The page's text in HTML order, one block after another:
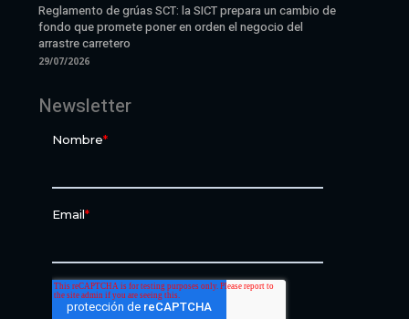
Reglamento de grúas SCT: la SICT prepara un cambio de
fondo que promete poner en orden el negocio del
arrastre carretero
29/07/2026
Newsletter